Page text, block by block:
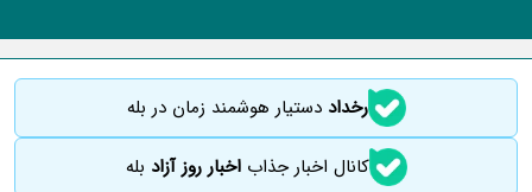
رخداددستیار هوشمند زمان در بله
کانال اخبار جذاباخبار روز آزاد بله